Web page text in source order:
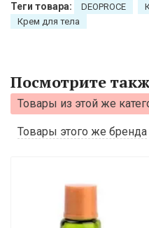
Теги товара: DEOPROCE
Крем для тела
Посмотрите
Товары из этой же
Товары этого же бренда